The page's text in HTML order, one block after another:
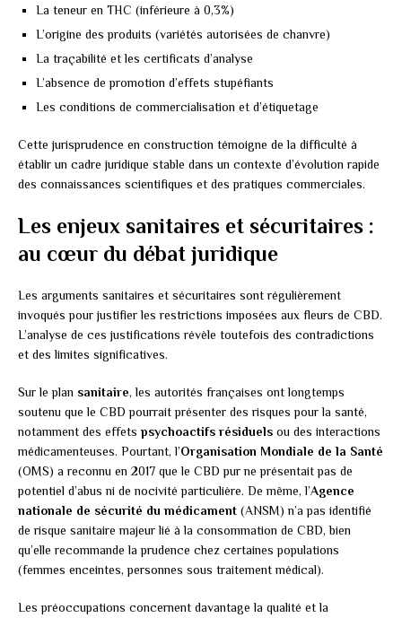
La teneur en THC (inférieure à 0,3%)
L’origine des produits (variétés autorisées de chanvre)
La traçabilité et les certificats d’analyse
L’absence de promotion d’effets stupéfiants
Les conditions de commercialisation et d’étiquetage
Cette jurisprudence en construction témoigne de la difficulté à
établir un cadre juridique stable dans un contexte d’évolution rapide
des connaissances scientifiques et des pratiques commerciales.
Les enjeux sanitaires et sécuritaires :
au cœur du débat juridique
Les arguments sanitaires et sécuritaires sont régulièrement
invoqués pour justifier les restrictions imposées aux fleurs de CBD.
L’analyse de ces justifications révèle toutefois des contradictions
et des limites significatives.
Sur le plan sanitaire, les autorités françaises ont longtemps
soutenu que le CBD pourrait présenter des risques pour la santé,
notamment des effets psychoactifs résiduels ou des interactions
médicamenteuses. Pourtant, l’Organisation Mondiale de la Santé
(OMS) a reconnu en 2017 que le CBD pur ne présentait pas de
potentiel d’abus ni de nocivité particulière. De même, l’Agence
nationale de sécurité du médicament (ANSM) n’a pas identifié
de risque sanitaire majeur lié à la consommation de CBD, bien
qu’elle recommande la prudence chez certaines populations
(femmes enceintes, personnes sous traitement médical).
Les préoccupations concernent davantage la qualité et la